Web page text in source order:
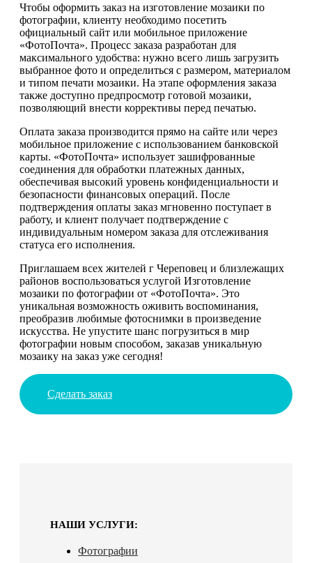
Чтобы оформить заказ на изготовление мозаики по
фотографии, клиенту необходимо посетить
официальный сайт или мобильное приложение
«ФотоПочта». Процесс заказа разработан для
максимального удобства: нужно всего лишь загрузить
выбранное фото и определиться с размером, материалом
и типом печати мозаики. На этапе оформления заказа
также доступно предпросмотр готовой мозаики,
позволяющий внести коррективы перед печатью.
Оплата заказа производится прямо на сайте или через
мобильное приложение с использованием банковской
карты. «ФотоПочта» использует зашифрованные
соединения для обработки платежных данных,
обеспечивая высокий уровень конфиденциальности и
безопасности финансовых операций. После
подтверждения оплаты заказ мгновенно поступает в
работу, и клиент получает подтверждение с
индивидуальным номером заказа для отслеживания
статуса его исполнения.
Приглашаем всех жителей г Череповец и близлежащих
районов воспользоваться услугой Изготовление
мозаики по фотографии от «ФотоПочта». Это
уникальная возможность оживить воспоминания,
преобразив любимые фотоснимки в произведение
искусства. Не упустите шанс погрузиться в мир
фотографии новым способом, заказав уникальную
мозаику на заказ уже сегодня!
Сделать заказ
НАШИ УСЛУГИ:
Фотографии